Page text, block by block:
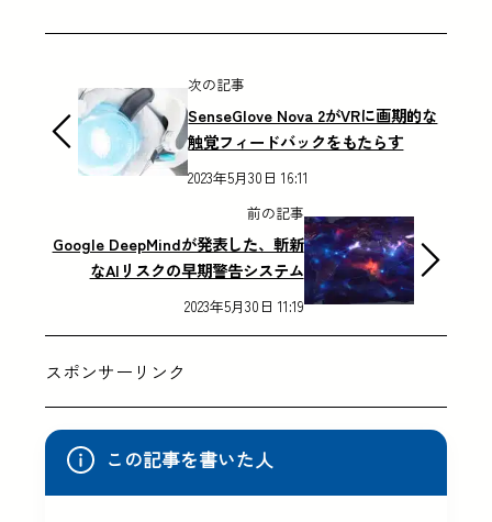
次の記事
SenseGlove Nova 2がVRに画期的な
触覚フィードバックをもたらす
2023年5月30日 16:11
前の記事
Google DeepMindが発表した、斬新
なAIリスクの早期警告システム
2023年5月30日 11:19
スポンサーリンク
この記事を書いた人